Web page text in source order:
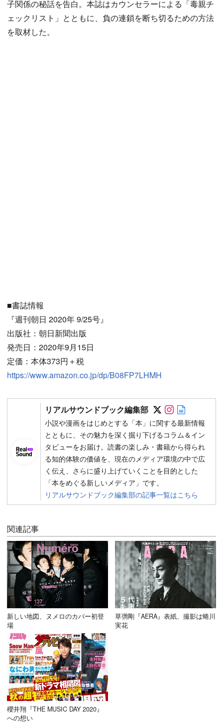
子関係の秘話を告白。本誌はカウンセラーによる「毒親チ
ェックリスト」とともに、負の連鎖を断ち切るための方法
を取材した。
■書誌情報
『週刊朝日 2020年 9/25号』
出版社：朝日新聞出版
発売日：2020年9月15日
定価：本体373円＋税
https://www.amazon.co.jp/dp/B08FP7LHMH
リアルサウンドブック編集部 Follow on
Follow on
小説や漫画をはじめとする「本」に関する最新情報
とともに、その魅力を深く掘り下げるコラム＆イン
タビューをお届け。読書の楽しみ・書籍から得られ
る知的体験の価値を、現在のメディア環境の中で広
く伝え、さらに盛り上げていくことを目的とした
「本をめぐる新しいメディア」です。
リアルサウンドブック編集部の記事一覧はこちら
関連記事
新しい地図、ヌメロのカバー初登
場
草彅剛『AERA』表紙、撮影は蜷川
実花
櫻井翔『THE MUSIC DAY 2020』
への想い